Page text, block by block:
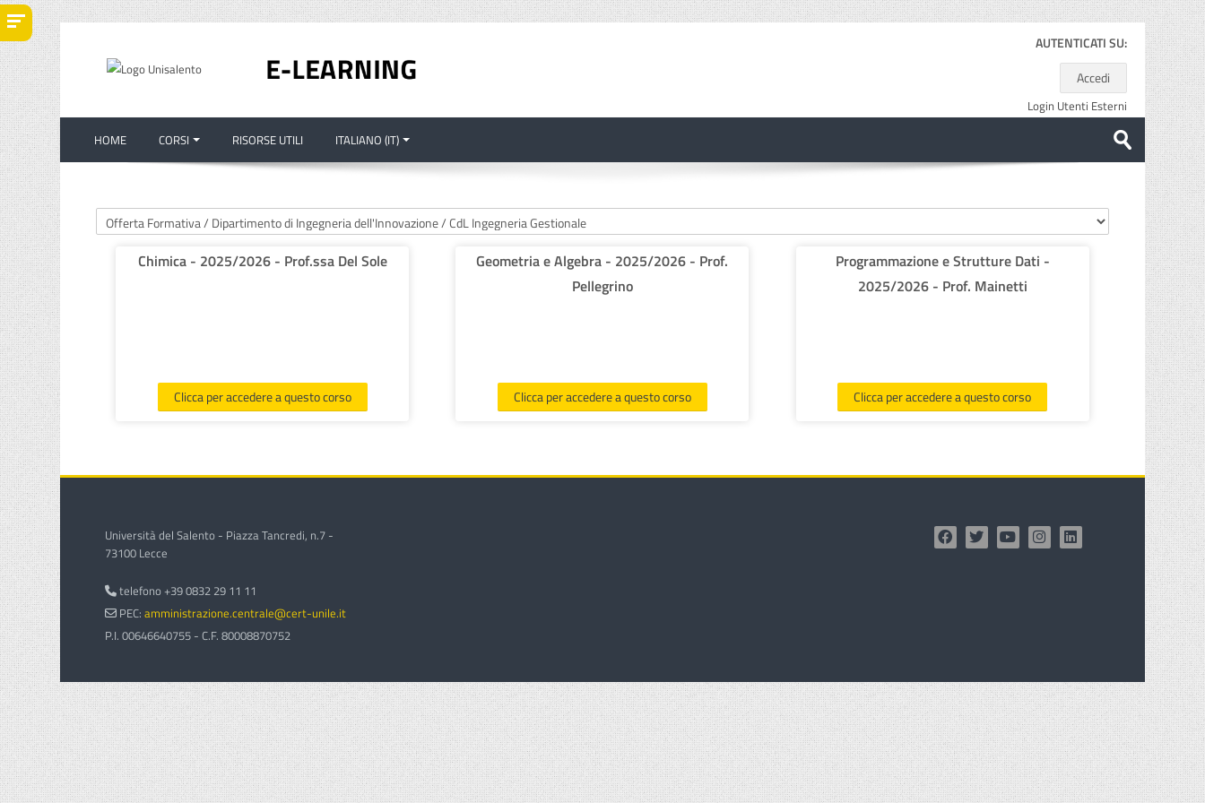
Vai al contenuto principale
AUTENTICATI SU:
Accedi
Login Utenti Esterni
HOME CORSI RISORSE UTILI ITALIANO ‎(IT)‎ Invia
Categorie di corso
Chimica - 2025/2026 - Prof.ssa Del Sole
Clicca per accedere a questo corso
Geometria e Algebra - 2025/2026 - Prof.
Pellegrino
Clicca per accedere a questo corso
Programmazione e Strutture Dati -
2025/2026 - Prof. Mainetti
Clicca per accedere a questo corso
Università del Salento - Piazza Tancredi, n.7 -
73100 Lecce
telefono +39 0832 29 11 11
PEC:amministrazione.centrale@cert-unile.it
P.I. 00646640755 - C.F. 80008870752